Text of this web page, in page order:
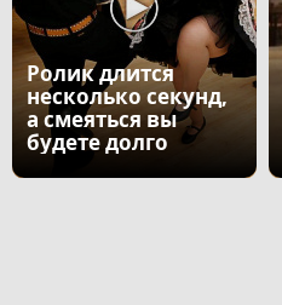
Ролик длится
несколько секунд,
а смеяться вы
будете долго